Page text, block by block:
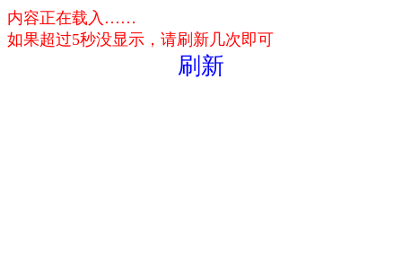
内容正在载入……
如果超过5秒没显示，请刷新几次即可
刷新